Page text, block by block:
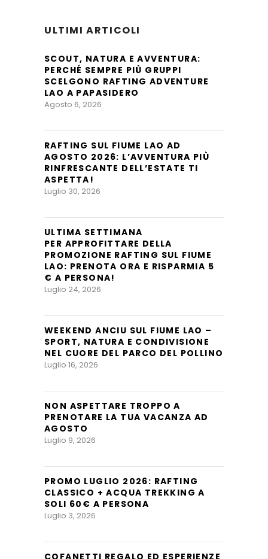
ULTIMI ARTICOLI
SCOUT, NATURA E AVVENTURA:
PERCHÉ SEMPRE PIÙ GRUPPI
SCELGONO RAFTING ADVENTURE
LAO A PAPASIDERO
Agosto 6, 2026
RAFTING SUL FIUME LAO AD
AGOSTO 2026: L’AVVENTURA PIÙ
RINFRESCANTE DELL’ESTATE TI
ASPETTA!
Luglio 30, 2026
ULTIMA SETTIMANA
PER APPROFITTARE DELLA
PROMOZIONE RAFTING SUL FIUME
LAO: PRENOTA ORA E RISPARMIA 5
€ A PERSONA!
Luglio 24, 2026
WEEKEND ANCIU SUL FIUME LAO –
SPORT, NATURA E CONDIVISIONE
NEL CUORE DEL PARCO DEL POLLINO
Luglio 16, 2026
NON ASPETTARE TROPPO A
PRENOTARE LA TUA VACANZA AD
AGOSTO
Luglio 9, 2026
PROMO LUGLIO 2026: RAFTING
CLASSICO + ACQUA TREKKING A
SOLI 60€ A PERSONA
Luglio 3, 2026
COFANETTI REGALO ED ESPERIENZE